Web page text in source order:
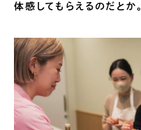
体感してもらえるのだとか。